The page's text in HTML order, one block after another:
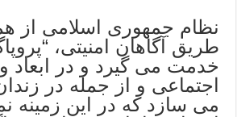
نظام جمهوری اسلامی از
طریق آگاهان امنیتی،
خدمت می گیرد و در ابعاد
اجتماعی و از جمله در
می سازد که در این زمینه